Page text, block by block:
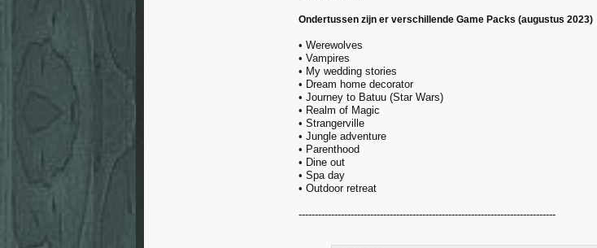
Ondertussen zijn er verschillende Game Packs (augustus 2023)
• Werewolves
• Vampires
• My wedding stories
• Dream home decorator
• Journey to Batuu (Star Wars)
• Realm of Magic
• Strangerville
• Jungle adventure
• Parenthood
• Dine out
• Spa day
• Outdoor retreat
-------------------------------------------------------------------------------